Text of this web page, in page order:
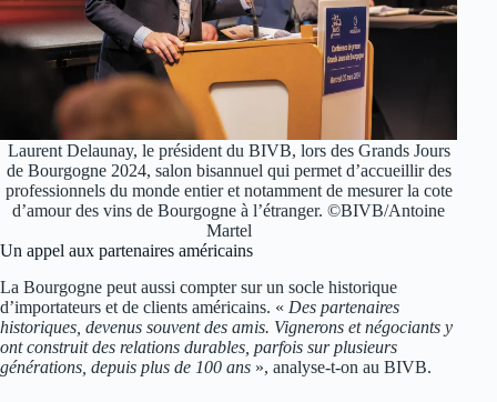
Laurent Delaunay, le président du BIVB, lors des Grands Jours
de Bourgogne 2024, salon bisannuel qui permet d’accueillir des
professionnels du monde entier et notamment de mesurer la cote
d’amour des vins de Bourgogne à l’étranger. ©BIVB/Antoine
Martel
Un appel aux partenaires américains
La Bourgogne peut aussi compter sur un socle historique
d’importateurs et de clients américains. « Des partenaires
historiques, devenus souvent des amis. Vignerons et négociants y
ont construit des relations durables, parfois sur plusieurs
générations, depuis plus de 100 ans », analyse-t-on au BIVB.